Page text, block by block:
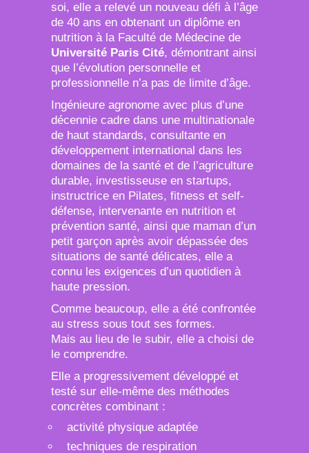
soi, elle a relevé un nouveau défi à l’âge
de 40 ans en obtenant un diplôme en
nutrition à la Faculté de Médecine de
Université Paris Cité, démontrant ainsi
que l’évolution personnelle et
professionnelle n’a pas de limite d’âge.
Ingénieure agronome avec plus d’une
décennie cadre dans une multinationale
de haut standards, consultante en
développement international dans les
domaines de la santé et de l’agriculture
durable, investisseuse en startups,
instructrice en Pilates, fitness et self-
défense, intervenante en nutrition et
prévention santé, ainsi que maman d’un
petit garçon après avoir dépassée des
situations de santé délicates, elle a
connu les exigences d’un quotidien à
haute pression.
Comme beaucoup, elle a été confrontée
au stress sous tout ses formes.
Mais au lieu de le subir, elle a choisi de
le comprendre.
Elle a progressivement développé et
testé sur elle-même des méthodes
concrètes combinant :
activité physique adaptée
techniques de respiration